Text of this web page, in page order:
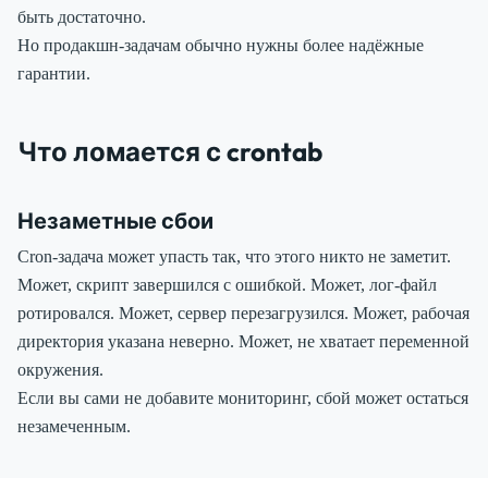
быть достаточно.
Но продакшн-задачам обычно нужны более надёжные
гарантии.
Что ломается с crontab
Незаметные сбои
Cron-задача может упасть так, что этого никто не заметит.
Может, скрипт завершился с ошибкой. Может, лог-файл
ротировался. Может, сервер перезагрузился. Может, рабочая
директория указана неверно. Может, не хватает переменной
окружения.
Если вы сами не добавите мониторинг, сбой может остаться
незамеченным.